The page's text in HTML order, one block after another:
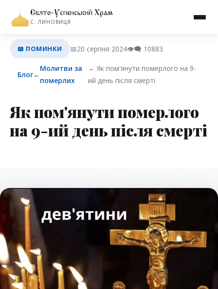
Свято-Успенський Храм
С. ЛИНОВИЦЯ
📖 ПОМИНКИ 📅20 серпня 2024👁️‍🗨️ 10883
Блог←
Молитви за
померлих
← Як пом'янути померлого на 9-
ий день після смерті
Як пом'янути померлого
на 9-ий день після смерті